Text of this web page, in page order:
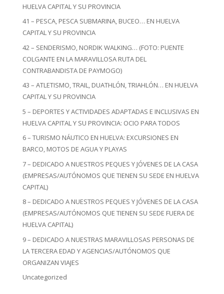
HUELVA CAPITAL Y SU PROVINCIA
41 – PESCA, PESCA SUBMARINA, BUCEO… EN HUELVA
CAPITAL Y SU PROVINCIA
42 – SENDERISMO, NORDIK WALKING… (FOTO: PUENTE
COLGANTE EN LA MARAVILLOSA RUTA DEL
CONTRABANDISTA DE PAYMOGO)
43 – ATLETISMO, TRAIL, DUATHLÓN, TRIAHLÓN… EN HUELVA
CAPITAL Y SU PROVINCIA
5 – DEPORTES Y ACTIVIDADES ADAPTADAS E INCLUSIVAS EN
HUELVA CAPITAL Y SU PROVINCIA: OCIO PARA TODOS
6 – TURISMO NÁUTICO EN HUELVA: EXCURSIONES EN
BARCO, MOTOS DE AGUA Y PLAYAS
7 – DEDICADO A NUESTROS PEQUES Y JÓVENES DE LA CASA
(EMPRESAS/AUTÓNOMOS QUE TIENEN SU SEDE EN HUELVA
CAPITAL)
8 – DEDICADO A NUESTROS PEQUES Y JÓVENES DE LA CASA
(EMPRESAS/AUTÓNOMOS QUE TIENEN SU SEDE FUERA DE
HUELVA CAPITAL)
9 – DEDICADO A NUESTRAS MARAVILLOSAS PERSONAS DE
LA TERCERA EDAD Y AGENCIAS/AUTÓNOMOS QUE
ORGANIZAN VIAJES
Uncategorized